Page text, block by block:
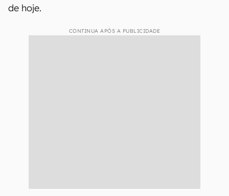
de hoje.
CONTINUA APÓS A PUBLICIDADE